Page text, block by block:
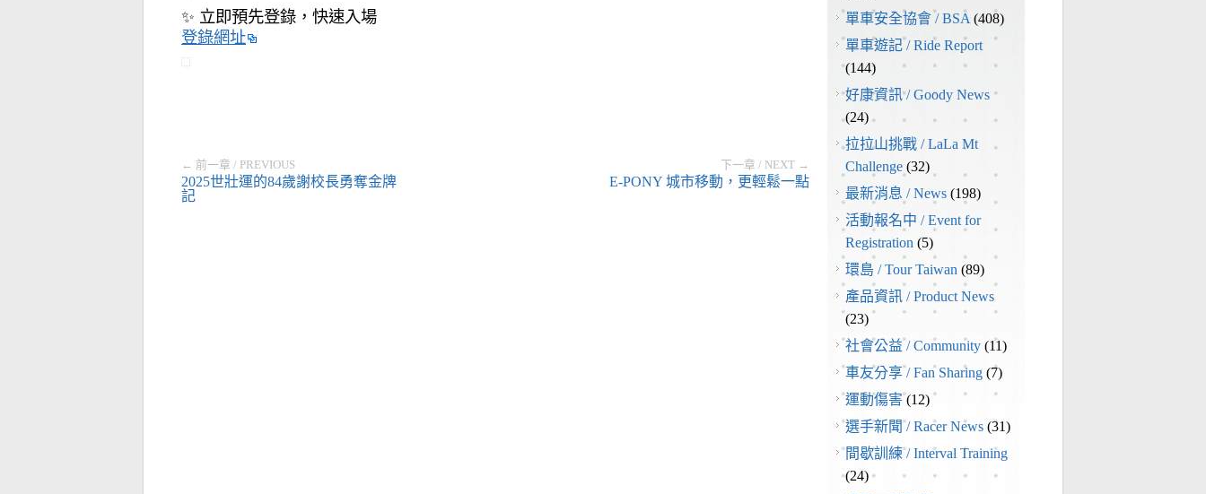
✨ 立即預先登錄，快速入場
登錄網址
← 前一章 / PREVIOUS
2025世壯運的84歲謝校長勇奪金牌
記
下一章 / NEXT →
E-PONY 城市移動，更輕鬆一點
單車安全協會 / BSA (408)
單車遊記 / Ride Report
(144)
好康資訊 / Goody News
(24)
拉拉山挑戰 / LaLa Mt
Challenge (32)
最新消息 / News (198)
活動報名中 / Event for
Registration (5)
環島 / Tour Taiwan (89)
產品資訊 / Product News
(23)
社會公益 / Community (11)
車友分享 / Fan Sharing (7)
運動傷害(12)
選手新聞 / Racer News (31)
間歇訓練 / Interval Training
(24)